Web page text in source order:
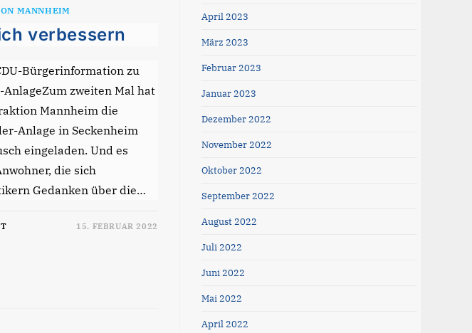
MANNHEIM
verbessern
Bürgerinformation zu
zweiten Mal hat
Mannheim die
Anlage in Seckenheim
eingeladen. Und es
die sich
Gedanken über die…
FÜR 15. FEBRUAR 2022
April 2023
März 2023
Februar 2023
Januar 2023
Dezember 2022
November 2022
Oktober 2022
September 2022
August 2022
Juli 2022
Juni 2022
Mai 2022
April 2022